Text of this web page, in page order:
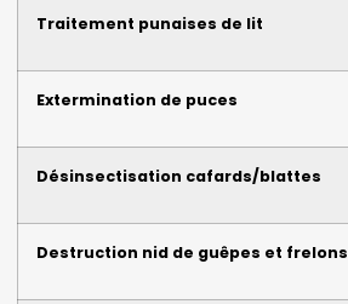
Traitement punaises de lit
Extermination de puces
Désinsectisation cafards/blattes
Destruction nid de guêpes et frelons